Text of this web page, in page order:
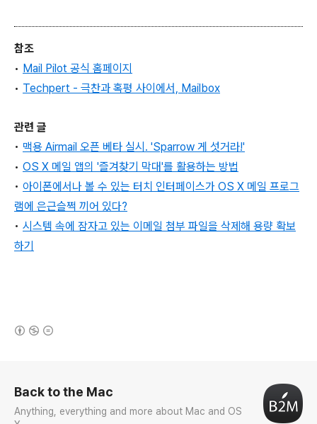
참조
• Mail Pilot 공식 홈페이지
• Techpert - 극찬과 혹평 사이에서, Mailbox
관련 글
• 맥용 Airmail 오픈 베타 실시. 'Sparrow 게 섯거라!'
• OS X 메일 앱의 '즐겨찾기 막대'를 활용하는 방법
• 아이폰에서나 볼 수 있는 터치 인터페이스가 OS X 메일 프로그
램에 은근슬쩍 끼어 있다?
• 시스템 속에 잠자고 있는 이메일 첨부 파일을 삭제해 용량 확보
하기
Back to the Mac
Anything, everything and more about Mac and OS